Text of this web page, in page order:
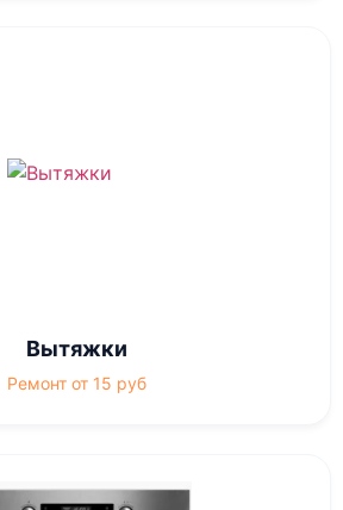
Вытяжки
Ремонт от 15 руб